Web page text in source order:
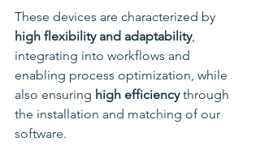
These devices are characterized by
high flexibility and adaptability,
integrating into workflows and
enabling process optimization, while
also ensuring high efficiency through
the installation and matching of our
software.